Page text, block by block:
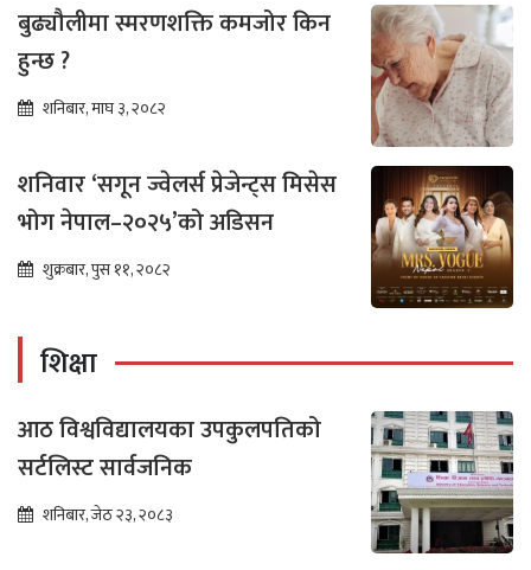
बुढ्यौलीमा स्मरणशक्ति कमजोर किन
हुन्छ ?
शनिबार, माघ ३, २०८२
शनिवार ‘सगून ज्वेलर्स प्रेजेन्ट्स मिसेस
भोग नेपाल–२०२५’को अडिसन
शुक्रबार, पुस ११, २०८२
शिक्षा
आठ विश्वविद्यालयका उपकुलपतिको
सर्टलिस्ट सार्वजनिक
शनिबार, जेठ २३, २०८३